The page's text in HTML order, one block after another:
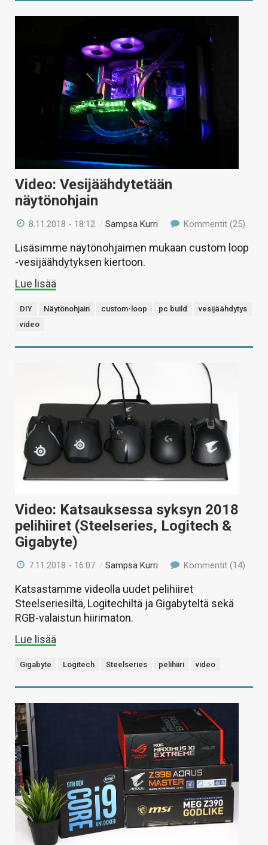
Video: Vesijäähdytetään
näytönohjain
8.11.2018 - 18:12 /Sampsa Kurri Kommentit (25)
Lisäsimme näytönohjaimen mukaan custom loop
-vesijäähdytyksen kiertoon.
Lue lisää
DIY Näytönohjain custom-loop pc build
vesijäähdytys
video
Video: Katsauksessa syksyn 2018
pelihiiret (Steelseries, Logitech &
Gigabyte)
7.11.2018 - 16:07 /Sampsa Kurri Kommentit (14)
Katsastamme videolla uudet pelihiiret
Steelseriesiltä, Logitechiltä ja Gigabyteltä sekä
RGB-valaistun hiirimaton.
Lue lisää
Gigabyte Logitech Steelseries pelihiiri video